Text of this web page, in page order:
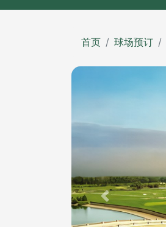
首页 球场预订
Previous